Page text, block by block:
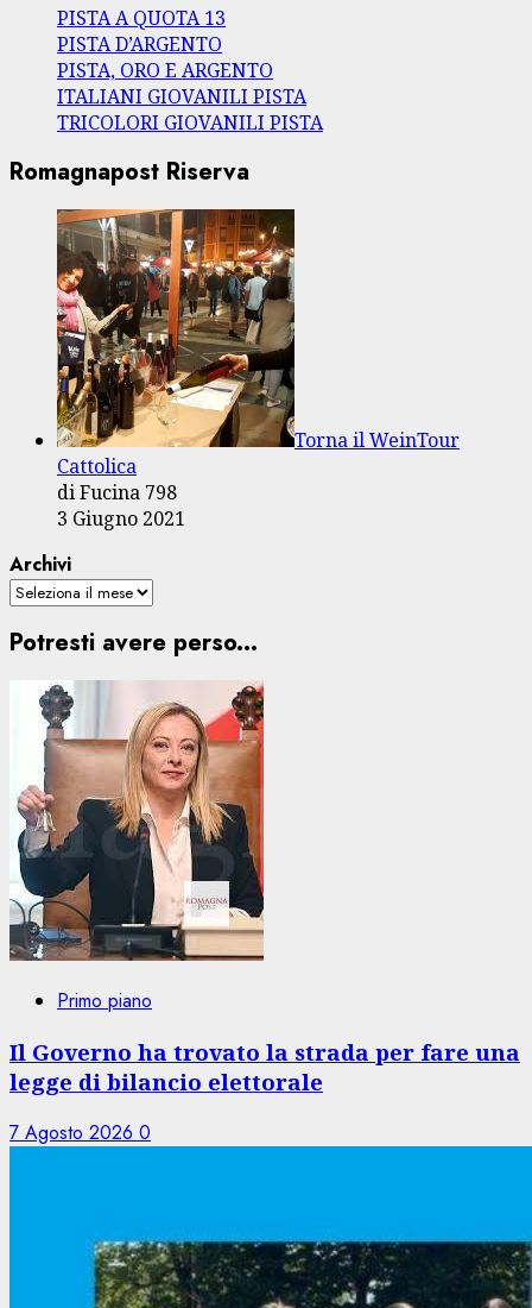
PISTA A QUOTA 13
PISTA D’ARGENTO
PISTA, ORO E ARGENTO
ITALIANI GIOVANILI PISTA
TRICOLORI GIOVANILI PISTA
Romagnapost Riserva
Torna il WeinTour
Cattolica
di Fucina 798
3 Giugno 2021
Archivi
Potresti avere perso...
Primo piano
Il Governo ha trovato la strada per fare una
legge di bilancio elettorale
7 Agosto 2026 0